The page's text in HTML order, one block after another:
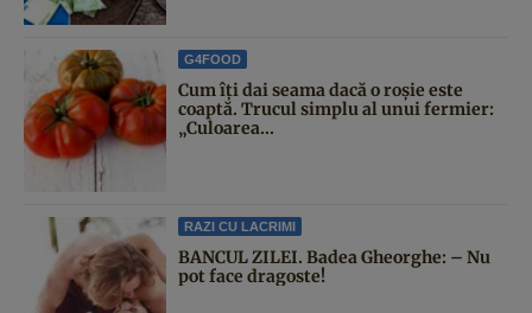
G4FOOD
Cum îți dai seama dacă o roșie este
coaptă. Trucul simplu al unui fermier:
„Culoarea...
RAZI CU LACRIMI
BANCUL ZILEI. Badea Gheorghe: – Nu
pot face dragoste!